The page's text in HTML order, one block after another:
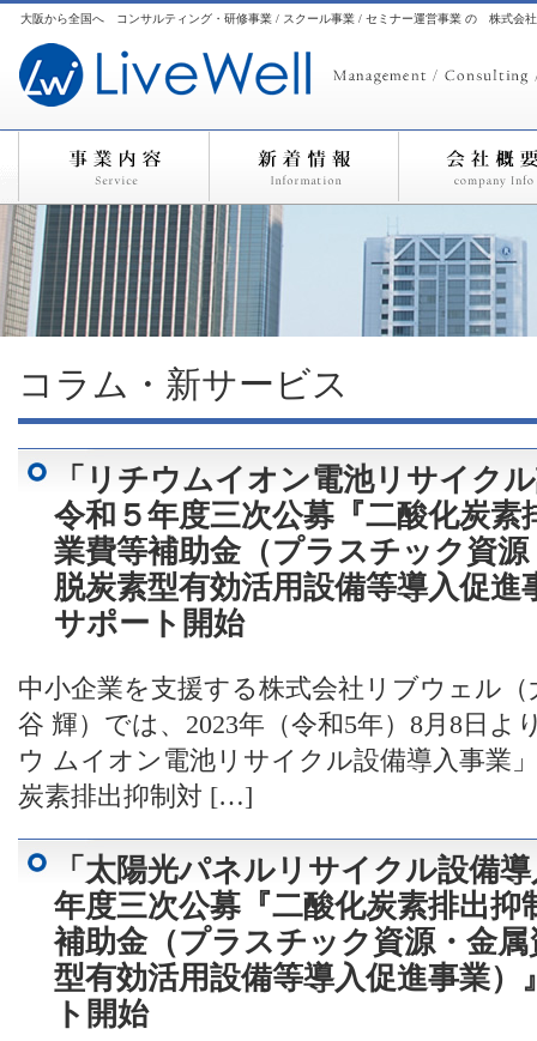
大阪から全国へ コンサルティング・研修事業 / スクール事業 / セミナー運営事業 の 株式会
コラム・新サービス
「リチウムイオン電池リサイク
令和５年度三次公募『二酸化炭素
業費等補助金（プラスチック資
脱炭素型有効活用設備等導入促進
サポート開始
中小企業を支援する株式会社リブウェル
谷 輝）では、2023年（令和5年）8月8日
ウ ムイオン電池リサイクル設備導入事業
炭素排出抑制対 […]
「太陽光パネルリサイクル設備
年度三次公募『二酸化炭素排出抑
補助金（プラスチック資源・金
型有効活用設備等導入促進事業）
ト開始